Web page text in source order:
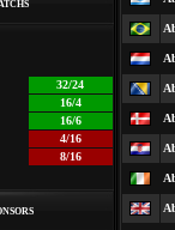
32/24
16/4
16/6
4/16
8/16